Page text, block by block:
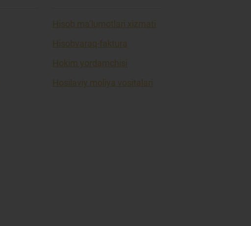
Hisob ma’lumotlari xizmati
Hisobvaraq-faktura
Hokim yordamchisi
Hosilaviy moliya vositalari